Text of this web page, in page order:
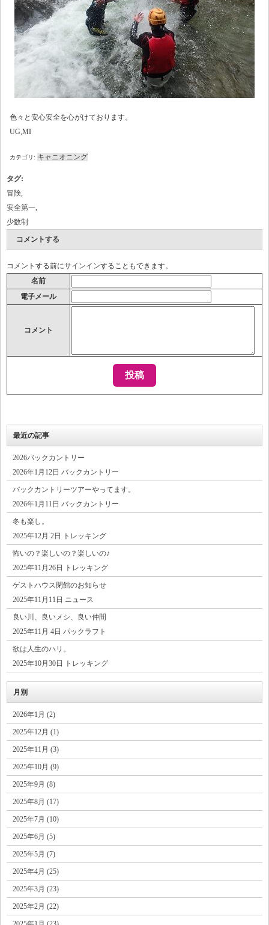
色々と安心安全を心がけております。
UG,MI
カテゴリ: キャニオニング
タグ:
冒険
安全第一
少数制
コメントする
コメントする前にサインインすることもできます。
名前
電子メール
コメント
最近の記事
2026バックカントリー
2026年1月12日 バックカントリー
バックカントリーツアーやってます。
2026年1月11日 バックカントリー
冬も楽し。
2025年12月 2日 トレッキング
怖いの？楽しいの？楽しいの♪
2025年11月26日 トレッキング
ゲストハウス閉館のお知らせ
2025年11月11日 ニュース
良い川、良いメシ、良い仲間
2025年11月 4日 パックラフト
欲は人生のハリ。
2025年10月30日 トレッキング
月別
2026年1月 (2)
2025年12月 (1)
2025年11月 (3)
2025年10月 (9)
2025年9月 (8)
2025年8月 (17)
2025年7月 (10)
2025年6月 (5)
2025年5月 (7)
2025年4月 (25)
2025年3月 (23)
2025年2月 (22)